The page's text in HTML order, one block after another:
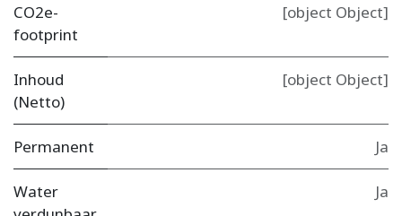
CO2e-
footprint
[object Object]
Inhoud
(Netto)
[object Object]
Permanent Ja
Water
Ja